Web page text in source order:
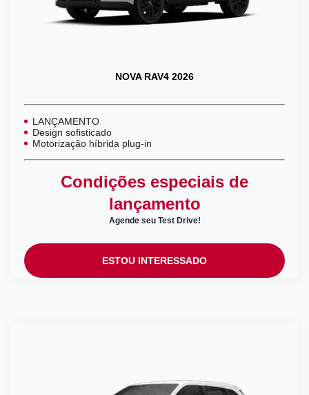
NOVA RAV4 2026
LANÇAMENTO
Design sofisticado
Motorização híbrida plug-in
Condições especiais de
lançamento
Agende seu Test Drive!
ESTOU INTERESSADO